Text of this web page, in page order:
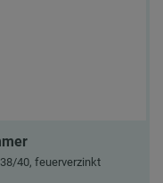
40, feuerverzinkt